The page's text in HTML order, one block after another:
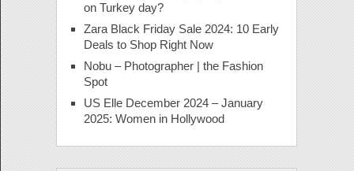
on Turkey day?
Zara Black Friday Sale 2024: 10 Early
Deals to Shop Right Now
Nobu – Photographer | the Fashion
Spot
US Elle December 2024 – January
2025: Women in Hollywood